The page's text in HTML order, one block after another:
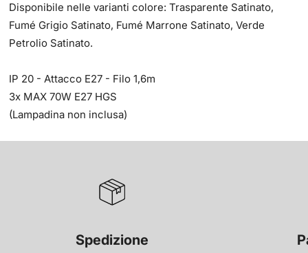
Disponibile nelle varianti colore: Trasparente Satinato,
Fumé Grigio Satinato, Fumé Marrone Satinato, Verde
Petrolio Satinato.
IP 20 - Attacco E27 - Filo 1,6m
3x MAX 70W E27 HGS
(Lampadina non inclusa)
Spedizione